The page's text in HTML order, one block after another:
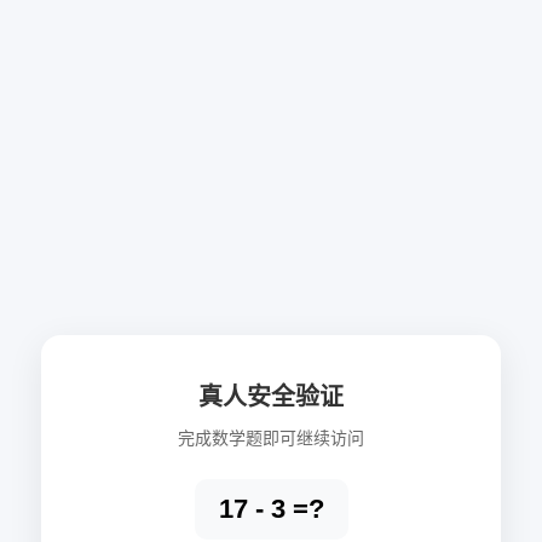
真人安全验证
完成数学题即可继续访问
17 - 3 =?